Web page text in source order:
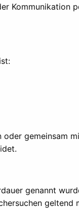
Kommunikation
gemeinsam
genannt